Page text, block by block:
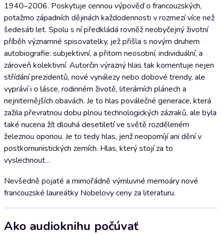
1940–2006. Poskytuje cennou výpověď o francouzských,
potažmo západních dějinách každodennosti v rozmezí více než
šedesáti let. Spolu s ní předkládá rovněž neobyčejný životní
příběh významné spisovatelky, jež přišla s novým druhem
autobiografie: subjektivní, a přitom neosobní, individuální, a
zároveň kolektivní. Autorčin výrazný hlas tak komentuje nejen
střídání prezidentů, nové vynálezy nebo dobové trendy, ale
vypráví i o lásce, rodinném životě, literárních plánech a
nejniternějších obavách. Je to hlas poválečné generace, která
zažila převratnou dobu plnou technologických zázraků, ale byla
také nucena žít dlouhá desetiletí ve světě rozděleném
železnou oponou. Je to tedy hlas, jenž neopomíjí ani dění v
postkomunistických zemích. Hlas, který stojí za to
vyslechnout…
Nevšedně pojaté a mimořádně výmluvné memoáry nové
francouzské laureátky Nobelovy ceny za literaturu.
Ako audioknihu počúvať